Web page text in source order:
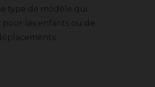
type de modèle qui
les enfants ou de